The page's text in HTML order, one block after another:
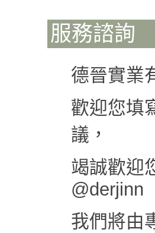
服務諮詢
德晉實業
歡迎您填
議，
竭誠歡迎
@derjinn
我們將由